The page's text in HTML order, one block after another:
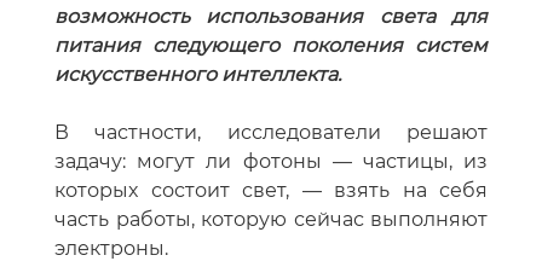
возможность использования света для
питания следующего поколения систем
искусственного интеллекта.
В частности, исследователи решают
задачу: могут ли фотоны — частицы, из
которых состоит свет, — взять на себя
часть работы, которую сейчас выполняют
электроны.